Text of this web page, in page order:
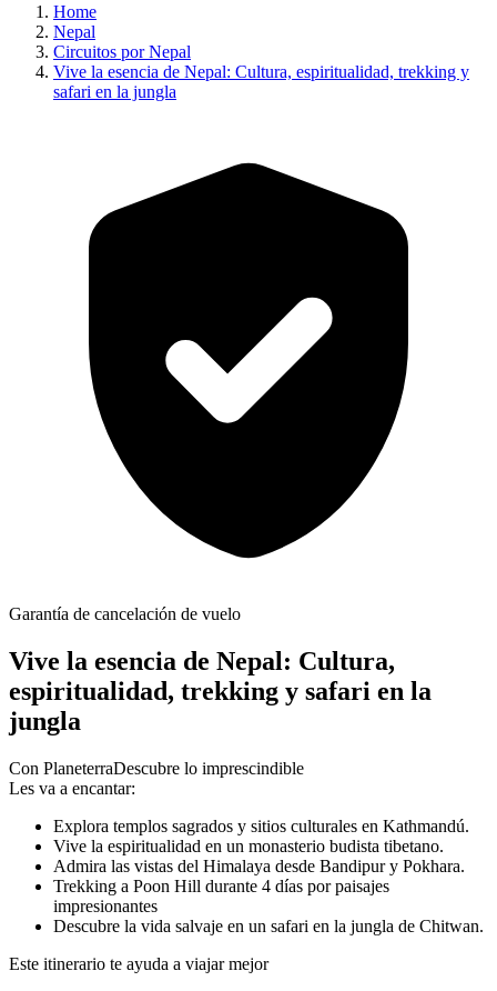
Home
Nepal
Circuitos por Nepal
Vive la esencia de Nepal: Cultura, espiritualidad, trekking y
safari en la jungla
Garantía de cancelación de vuelo
Vive la esencia de Nepal: Cultura,
espiritualidad, trekking y safari en la
jungla
Con PlaneterraDescubre lo imprescindible
Les va a encantar:
Explora templos sagrados y sitios culturales en Kathmandú.
Vive la espiritualidad en un monasterio budista tibetano.
Admira las vistas del Himalaya desde Bandipur y Pokhara.
Trekking a Poon Hill durante 4 días por paisajes
impresionantes
Descubre la vida salvaje en un safari en la jungla de Chitwan.
Este itinerario te ayuda a viajar mejor